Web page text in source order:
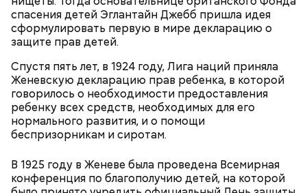
спасения детей Эглантайн Джебб пришла идея
сформулировать первую в мире декларацию о
защите прав детей.
Спустя пять лет, в 1924 году, Лига наций приняла
Женевскую декларацию прав ребенка, в которой
говорилось о необходимости предоставления
ребенку всех средств, необходимых для его
нормального развития, и о помощи
беспризорникам и сиротам.
В 1925 году в Женеве была проведена Всемирная
конференция по благополучию детей, на которой
Ингредиенты: